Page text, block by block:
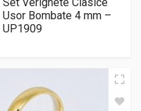
Usor Bombate 4 mm –
UP1909